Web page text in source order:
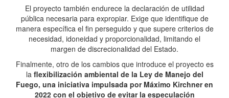
El proyecto también endurece la declaración de utilidad
pública necesaria para expropiar. Exige que identifique de
manera específica el fin perseguido y que supere criterios de
necesidad, idoneidad y proporcionalidad, limitando el
margen de discrecionalidad del Estado.
Finalmente, otro de los cambios que introduce el proyecto es
la flexibilización ambiental de la Ley de Manejo del
Fuego, una iniciativa impulsada por Máximo Kirchner en
2022 con el objetivo de evitar la especulación